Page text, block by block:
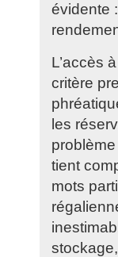
évidente
L’accès
critère
les
tient
mots